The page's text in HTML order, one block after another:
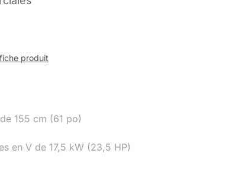
produit
155 cm (61 po)
en V de 17,5 kW (23,5 HP)